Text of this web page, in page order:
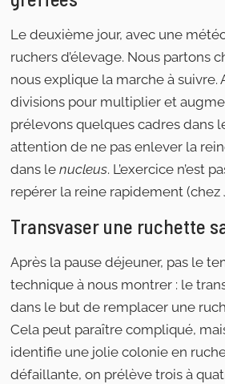
Le deuxième jour, avec une
ruchers d’élevage. Nous partons
nous explique la marche à
divisions pour multiplier et
prélevons quelques cadres dans
attention de ne pas enlever la
dans le nucleus. L’exercice n’est
repérer la reine rapidement (chez
Transvaser une ruchette
Après la pause déjeuner, pas le
technique à nous montrer : le
dans le but de remplacer une
Cela peut paraître compliqué,
identifie une jolie colonie en
défaillante, on prélève trois à